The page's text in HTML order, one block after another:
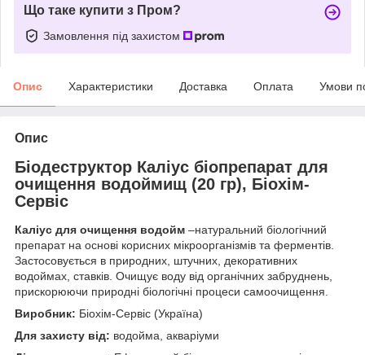
Що таке купити з Пром?
Замовлення під захистом
Опис Характеристики Доставка Оплата Умови
Опис
Біодеструктор Каліус біопрепарат для
очищення водоймищ (20 гр), Біохім-
Сервіс
Каліус для очищення водойм –натуральний біологічний
препарат на основі корисних мікроорганізмів та ферментів.
Застосовується в природних, штучних, декоративних
водоймах, ставків. Очищує воду від органічних забруднень,
прискорюючи природні біологічні процеси самоочищення.
Виробник: Біохім-Сервіс (Україна)
Для захисту від: водойма, акваріуми